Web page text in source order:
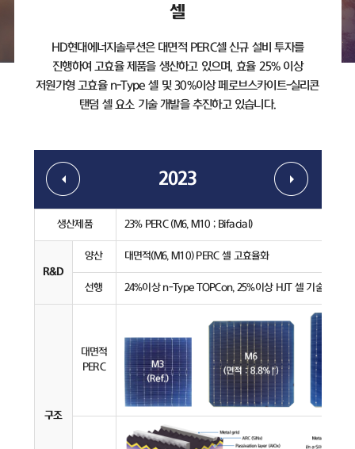
셀
HD현대에너지솔루션은 대면적 PERC셀 신규 설비 투자를
진행하여 고효율 제품을 생산하고 있으며, 효율 25% 이상
저원가형 고효율 n-Type 셀 및 30%이상 페로브스카이트-실리콘
탠덤 셀 요소 기술 개발을 추진하고 있습니다.
2023
생산제품 23% PERC (M6, M10 ; Bifacial)
R&D
양산 대면적(M6, M10) PERC 셀 고효율화
선행 24%이상 n-Type TOPCon, 25%이상 HJT 셀 기술 개발
구조
대면적
PERC